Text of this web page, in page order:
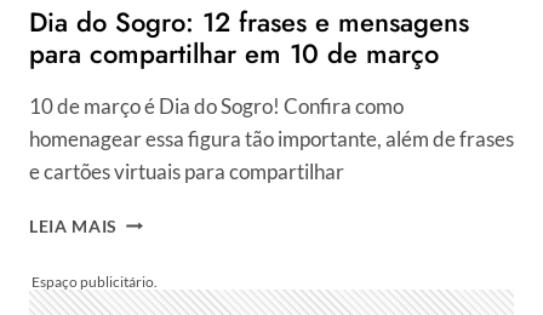
E
20
FRASES,
E
SIMPATIAS
Dia do Sogro: 12 frases e mensagens
para compartilhar em 10 de março
10 de março é Dia do Sogro! Confira como
homenagear essa figura tão importante, além de frases
e cartões virtuais para compartilhar
LEIA MAIS DIA
12